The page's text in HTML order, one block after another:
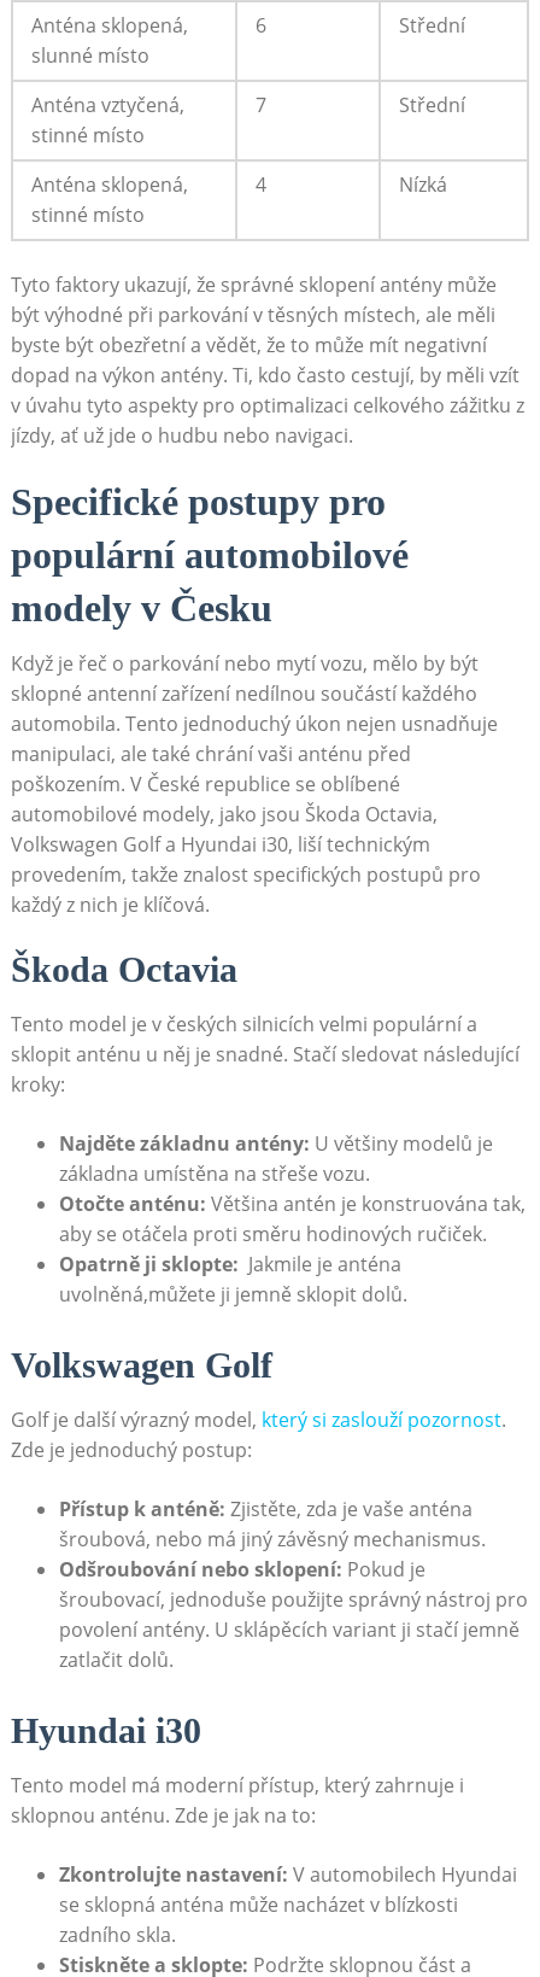
Anténa sklopená,
slunné místo
6 Střední
Anténa vztyčená,
‌stinné místo
7 Střední
Anténa sklopená,
stinné místo
4 Nízká
Tyto faktory ukazují, že správné sklopení antény může
být výhodné při parkování v ⁢těsných místech, ale měli
byste být obezřetní a vědět, že to může ⁤mít negativní
dopad na výkon antény.⁣ Ti, kdo často cestují, by měli vzít
v úvahu‌ tyto aspekty pro optimalizaci celkového zážitku z
jízdy, ať už jde o hudbu nebo navigaci.
Specifické postupy pro
populární automobilové
modely v Česku
Když je řeč o parkování nebo mytí vozu, mělo by být
sklopné antenní zařízení nedílnou součástí každého
automobila. Tento jednoduchý úkon nejen usnadňuje
manipulaci, ale také chrání vaši anténu před
poškozením. ⁢V České republice se oblíbené
automobilové modely, jako jsou Škoda Octavia,
Volkswagen Golf a Hyundai i30, liší technickým
provedením,⁣ takže znalost ⁤specifických postupů pro ​
každý z ⁤nich je klíčová.
Škoda Octavia
Tento model je v českých silnicích velmi populární a
sklopit anténu u něj je⁤ snadné. Stačí sledovat následující
kroky:
Najděte základnu antény: U většiny modelů je
základna umístěna na střeše vozu.
Otočte anténu: Většina antén je konstruována tak,
aby se otáčela proti směru hodinových ručiček.
Opatrně ji​ sklopte: ⁢ Jakmile je anténa
uvolněná,můžete ji jemně sklopit dolů.
Volkswagen Golf
Golf ‍je další výrazný model, který si zaslouží pozornost.
Zde je jednoduchý postup:
Přístup‌ k anténě: Zjistěte, zda je vaše anténa
šroubová, nebo má ‌jiný závěsný mechanismus.
Odšroubování ‍nebo sklopení: Pokud je ​
šroubovací, jednoduše použijte⁤ správný nástroj ⁤pro
povolení antény. ⁤U sklápěcích⁣ variant ji stačí jemně
zatlačit dolů.
Hyundai i30
Tento model ‌má moderní přístup, který zahrnuje i
sklopnou anténu. Zde je jak na to:
Zkontrolujte⁢ nastavení: V automobilech Hyundai
se sklopná anténa může nacházet ⁣v⁣ blízkosti
zadního skla.
Stiskněte a sklopte: Podržte sklopnou část a